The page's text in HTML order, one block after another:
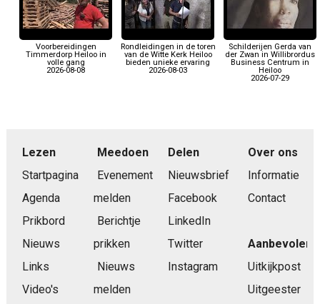
Voorbereidingen
Timmerdorp Heiloo in
volle gang
2026-08-08
Rondleidingen in de toren
van de Witte Kerk Heiloo
bieden unieke ervaring
2026-08-03
Schilderijen Gerda van
der Zwan in Willibrordus
Business Centrum in
Heiloo
2026-07-29
Lezen
Startpagina
Agenda
Prikbord
Nieuws
Links
Video's
Meedoen
Evenement
melden
Berichtje
prikken
Nieuws
melden
Delen
Nieuwsbrief
Facebook
LinkedIn
Twitter
Instagram
Over ons
Informatie
Contact
Aanbevolen
Uitkijkpost
Uitgeester